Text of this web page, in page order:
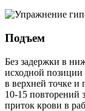
Подъем
Без задержки в
исходной позиции
в верхней точке
10-15 повторений
приток крови в